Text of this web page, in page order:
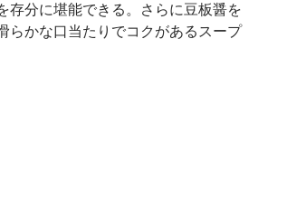
存分に堪能できる。さらに豆板醤を
らかな口当たりでコクがあるスープ